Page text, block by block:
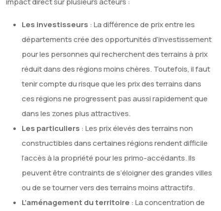
Les investisseurs : La différence de prix entre les
départements crée des opportunités d’investissement
pour les personnes qui recherchent des terrains à prix
réduit dans des régions moins chères. Toutefois, il faut
tenir compte du risque que les prix des terrains dans
ces régions ne progressent pas aussi rapidement que
dans les zones plus attractives.
Les particuliers : Les prix élevés des terrains non
constructibles dans certaines régions rendent difficile
l’accès à la propriété pour les primo-accédants. Ils
peuvent être contraints de s’éloigner des grandes villes
ou de se tourner vers des terrains moins attractifs.
L’aménagement du territoire : La concentration de